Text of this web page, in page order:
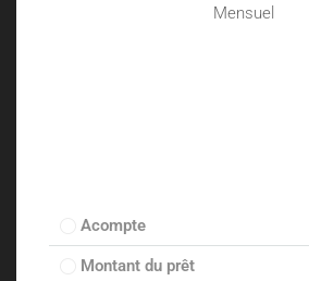
Mensuel
Acompte
Montant du prêt